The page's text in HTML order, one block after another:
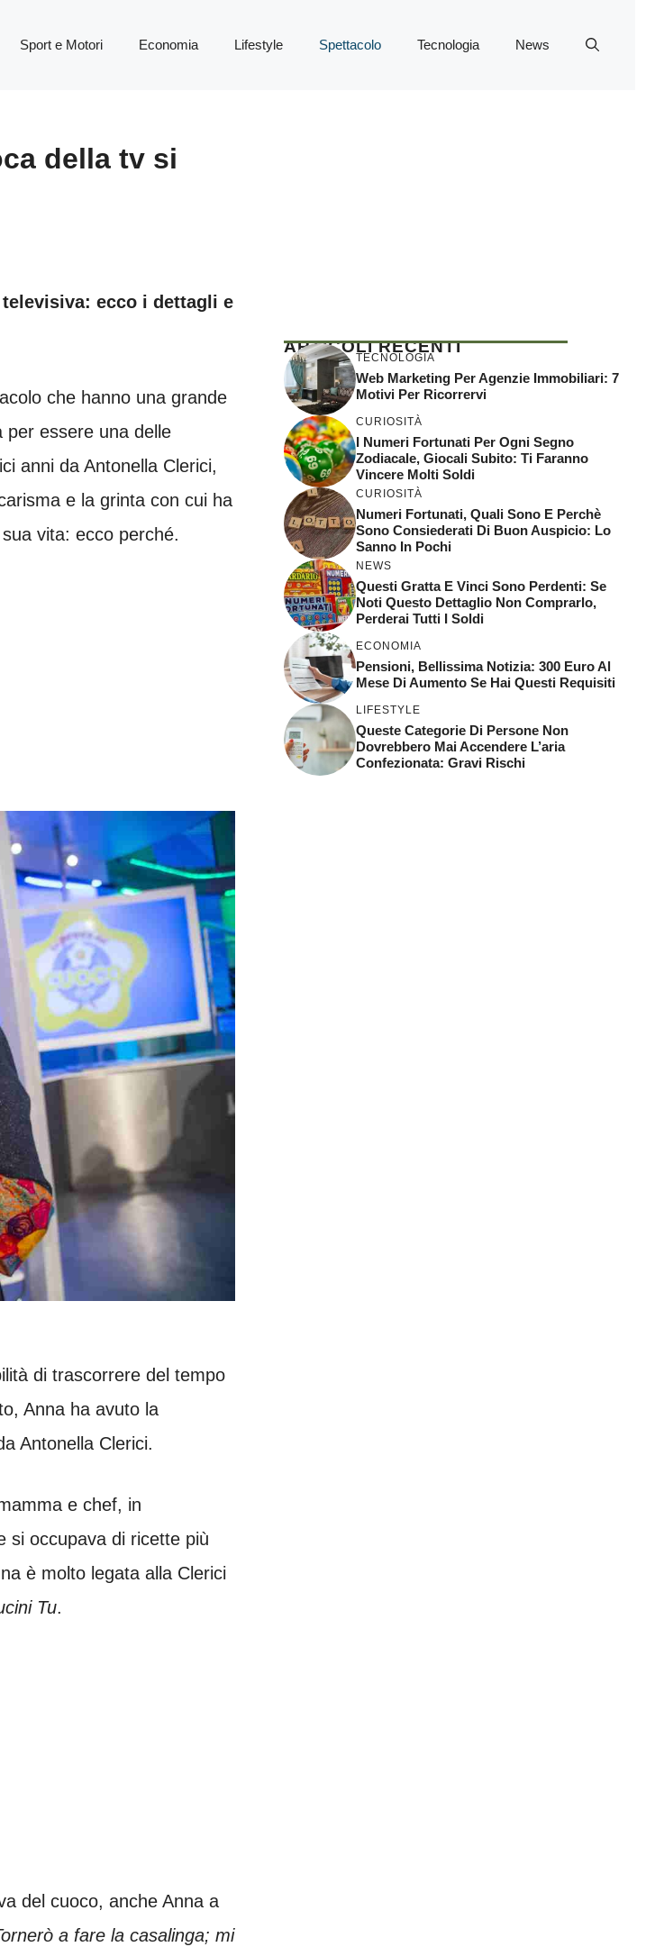
Sport e Motori Economia Lifestyle Spettacolo Tecnologia News
della tv si
ecco i dettagli e
che hanno una grande
per essere una delle
anni da Antonella Clerici,
e la grinta con cui ha
vita: ecco perché.
di trascorrere del tempo
Anna ha avuto la
Antonella Clerici.
e chef, in
si occupava di ricette più
è molto legata alla Clerici
Tu.
del cuoco, anche Anna a
a fare la casalinga; mi
ARTICOLI RECENTI
TECNOLOGIA
Web Marketing Per Agenzie Immobiliari: 7
Motivi Per Ricorrervi
CURIOSITÀ
I Numeri Fortunati Per Ogni Segno
Zodiacale, Giocali Subito: Ti Faranno
Vincere Molti Soldi
CURIOSITÀ
Numeri Fortunati, Quali Sono E Perchè
Sono Consiederati Di Buon Auspicio: Lo
Sanno In Pochi
NEWS
Questi Gratta E Vinci Sono Perdenti: Se
Noti Questo Dettaglio Non Comprarlo,
Perderai Tutti I Soldi
ECONOMIA
Pensioni, Bellissima Notizia: 300 Euro Al
Mese Di Aumento Se Hai Questi Requisiti
LIFESTYLE
Queste Categorie Di Persone Non
Dovrebbero Mai Accendere L’aria
Confezionata: Gravi Rischi